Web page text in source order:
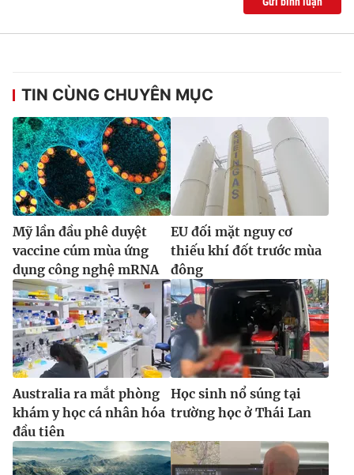
TIN CÙNG CHUYÊN MỤC
Mỹ lần đầu phê duyệt
vaccine cúm mùa ứng
dụng công nghệ mRNA
EU đối mặt nguy cơ
thiếu khí đốt trước mùa
đông
Australia ra mắt phòng
khám y học cá nhân hóa
đầu tiên
Học sinh nổ súng tại
trường học ở Thái Lan